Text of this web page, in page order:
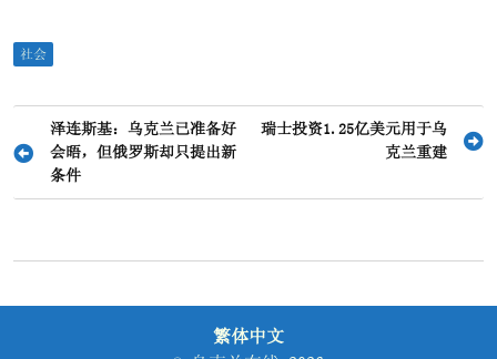
社会
章
导
泽连斯基：乌克兰已准备好
会晤，但俄罗斯却只提出新
条件
瑞士投资1.25亿美元用于乌
克兰重建
繁体中文